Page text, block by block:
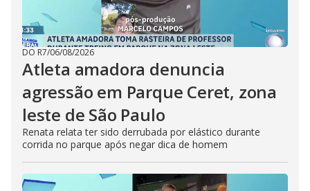
DO R7/06/08/2026
Atleta amadora denuncia
agressão em Parque Ceret, zona
leste de São Paulo
Renata relata ter sido derrubada por elástico durante
corrida no parque após negar dica de homem